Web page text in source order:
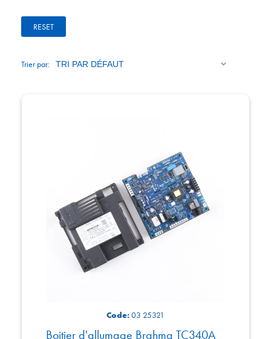
RESET
Trier par:
Code:03 25321
Boitier d'allumage Brahma TC340A